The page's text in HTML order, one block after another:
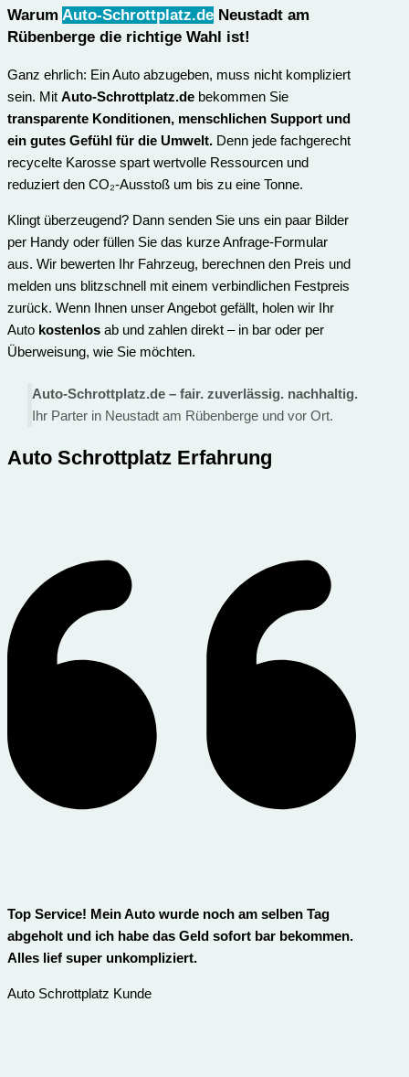
Warum Auto-Schrottplatz.de Neustadt am
Rübenberge die richtige Wahl ist!
Ganz ehrlich: Ein Auto abzugeben, muss nicht kompliziert
sein. Mit Auto-Schrottplatz.de bekommen Sie
transparente Konditionen, menschlichen Support und
ein gutes Gefühl für die Umwelt. Denn jede fachgerecht
recycelte Karosse spart wertvolle Ressourcen und
reduziert den CO₂-Ausstoß um bis zu eine Tonne.
Klingt überzeugend? Dann senden Sie uns ein paar Bilder
per Handy oder füllen Sie das kurze Anfrage-Formular
aus. Wir bewerten Ihr Fahrzeug, berechnen den Preis und
melden uns blitzschnell mit einem verbindlichen Festpreis
zurück. Wenn Ihnen unser Angebot gefällt, holen wir Ihr
Auto kostenlos ab und zahlen direkt – in bar oder per
Überweisung, wie Sie möchten.
Auto-Schrottplatz.de – fair. zuverlässig. nachhaltig.
Ihr Parter in Neustadt am Rübenberge und vor Ort.
Auto Schrottplatz Erfahrung
Top Service! Mein Auto wurde noch am selben Tag
abgeholt und ich habe das Geld sofort bar bekommen.
Alles lief super unkompliziert.
Auto Schrottplatz Kunde